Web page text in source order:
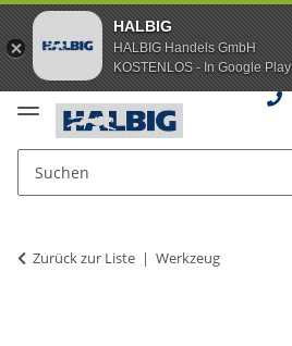
HALBIG
HALBIG Handels GmbH
KOSTENLOS - In Google Play
Zurück zur Liste Werkzeug